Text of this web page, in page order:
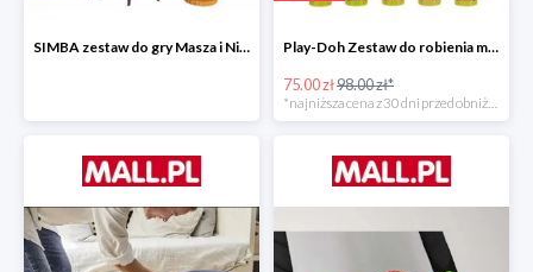
SIMBA zestaw do gry Masza i Niedźwiedź - Duży dom Maszy -15% Play-Doh Zestaw do robienia makaronów -23%
75.00 zł98.00 zł*